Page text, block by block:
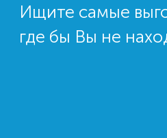
Ищите самые
где бы Вы не